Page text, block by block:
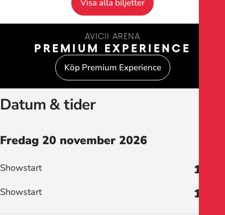
Visa alla biljetter
AVICII ARENA
PREMIUM EXPERIENCE
Köp Premium Experience
Datum & tider
Fredag 20 november 2026
Showstart 18:00
Showstart 19:30